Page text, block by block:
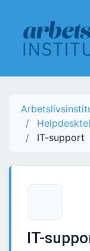
IT-support
IT-